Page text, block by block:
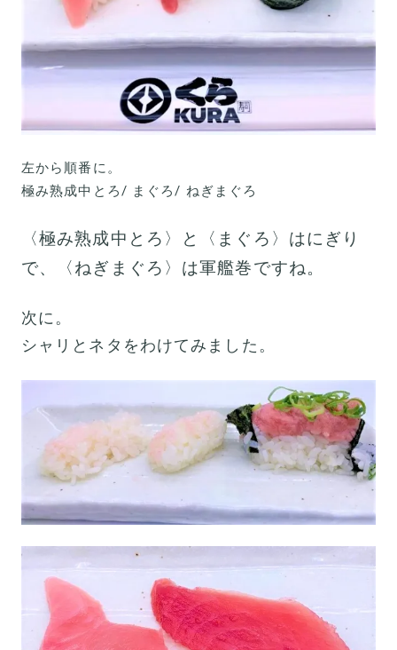
左から順番に。
極み熟成中とろ/ まぐろ/ ねぎまぐろ
〈極み熟成中とろ〉と〈まぐろ〉はにぎり
で、〈ねぎまぐろ〉は軍艦巻ですね。
次に。
シャリとネタをわけてみました。